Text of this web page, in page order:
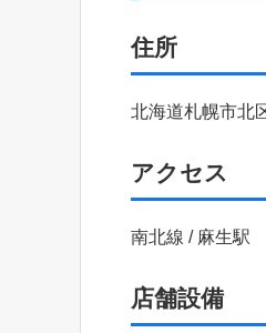
住所
北海道札幌市
アクセス
南北線 / 麻生
店舗設備